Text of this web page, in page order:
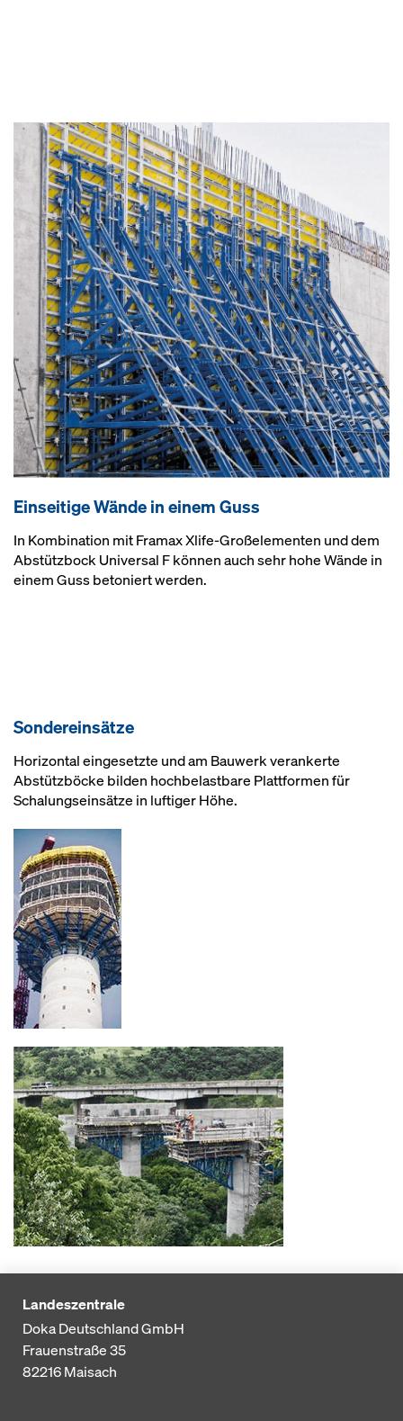
Einseitige Wände in einem Guss
In Kombination mit Framax Xlife-Großelementen und dem
Abstützbock Universal F können auch sehr hohe Wände in
einem Guss betoniert werden.
Sondereinsätze
Horizontal eingesetzte und am Bauwerk verankerte
Abstützböcke bilden hochbelastbare Plattformen für
Schalungseinsätze in luftiger Höhe.
Landeszentrale
Doka Deutschland GmbH
Frauenstraße 35
82216Maisach